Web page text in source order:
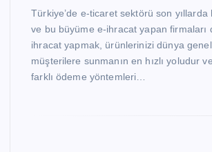
Türkiye’de e-ticaret sektörü son yıllarda
ve bu büyüme e-ihracat yapan firmaları
ihracat yapmak, ürünlerinizi dünya
müşterilere sunmanın en hızlı yoludur
farklı ödeme yöntemleri…